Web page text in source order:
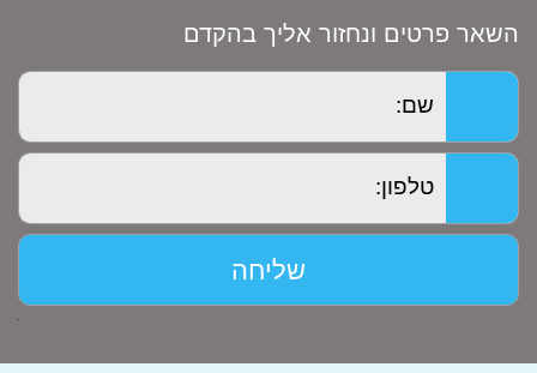
השאר פרטים ונחזור אליך בהקדם